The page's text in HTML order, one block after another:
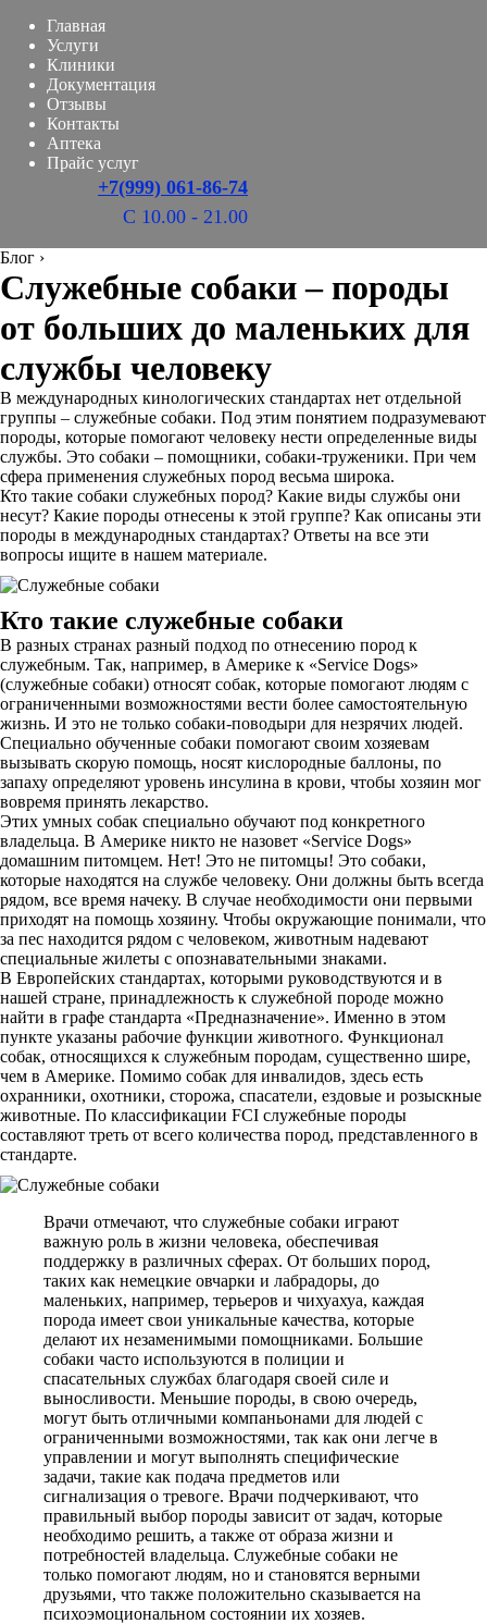
Главная
Услуги
Клиники
Документация
Отзывы
Контакты
Аптека
Прайс услуг
+7(999) 061-86-74
С 10.00 - 21.00
Блог ›
Служебные собаки – породы
от больших до маленьких для
службы человеку
В международных кинологических стандартах нет отдельной
группы – служебные собаки. Под этим понятием подразумевают
породы, которые помогают человеку нести определенные виды
службы. Это собаки – помощники, собаки-труженики. При чем
сфера применения служебных пород весьма широка.
Кто такие собаки служебных пород? Какие виды службы они
несут? Какие породы отнесены к этой группе? Как описаны эти
породы в международных стандартах? Ответы на все эти
вопросы ищите в нашем материале.
Кто такие служебные собаки
В разных странах разный подход по отнесению пород к
служебным. Так, например, в Америке к «Service Dogs»
(служебные собаки) относят собак, которые помогают людям с
ограниченными возможностями вести более самостоятельную
жизнь. И это не только собаки-поводыри для незрячих людей.
Специально обученные собаки помогают своим хозяевам
вызывать скорую помощь, носят кислородные баллоны, по
запаху определяют уровень инсулина в крови, чтобы хозяин мог
вовремя принять лекарство.
Этих умных собак специально обучают под конкретного
владельца. В Америке никто не назовет «Service Dogs»
домашним питомцем. Нет! Это не питомцы! Это собаки,
которые находятся на службе человеку. Они должны быть всегда
рядом, все время начеку. В случае необходимости они первыми
приходят на помощь хозяину. Чтобы окружающие понимали, что
за пес находится рядом с человеком, животным надевают
специальные жилеты с опознавательными знаками.
В Европейских стандартах, которыми руководствуются и в
нашей стране, принадлежность к служебной породе можно
найти в графе стандарта «Предназначение». Именно в этом
пункте указаны рабочие функции животного. Функционал
собак, относящихся к служебным породам, существенно шире,
чем в Америке. Помимо собак для инвалидов, здесь есть
охранники, охотники, сторожа, спасатели, ездовые и розыскные
животные. По классификации FCI служебные породы
составляют треть от всего количества пород, представленного в
стандарте.
Врачи отмечают, что служебные собаки играют
важную роль в жизни человека, обеспечивая
поддержку в различных сферах. От больших пород,
таких как немецкие овчарки и лабрадоры, до
маленьких, например, терьеров и чихуахуа, каждая
порода имеет свои уникальные качества, которые
делают их незаменимыми помощниками. Большие
собаки часто используются в полиции и
спасательных службах благодаря своей силе и
выносливости. Меньшие породы, в свою очередь,
могут быть отличными компаньонами для людей с
ограниченными возможностями, так как они легче в
управлении и могут выполнять специфические
задачи, такие как подача предметов или
сигнализация о тревоге. Врачи подчеркивают, что
правильный выбор породы зависит от задач, которые
необходимо решить, а также от образа жизни и
потребностей владельца. Служебные собаки не
только помогают людям, но и становятся верными
друзьями, что также положительно сказывается на
психоэмоциональном состоянии их хозяев.